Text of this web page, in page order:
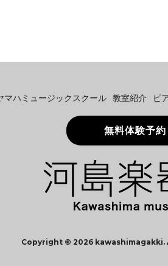
マハミュージックスクール 教室紹介 ピ
無料体験予約
Copyright © 2026